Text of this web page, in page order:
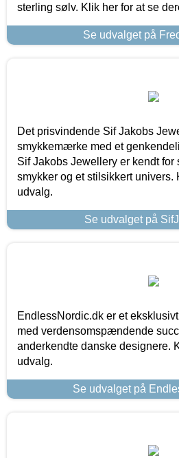
sterling sølv. Klik her for at se
Se udvalget på
Det prisvindende Sif Jakobs
smykkemærke med et
Sif Jakobs Jewellery er kendt for
smykker og et stilsikkert univers.
udvalg.
Se udvalget på
EndlessNordic.dk er et
med verdensomspændende
anderkendte danske designere.
udvalg.
Se udvalget på